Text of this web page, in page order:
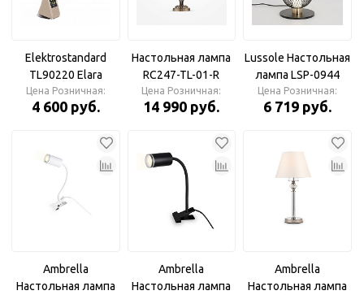
Elektrostandard
TL90220 Elara
бежевый
Настольный
Цена Розничная:
4 600 руб.
Настольная лампа
RC247-TL-01-R
Maytoni
Цена Розничная:
14 990 руб.
Lussole Настольная
лампа LSP-0944
Цена Розничная:
6 719 руб.
Ambrella
Настольная лампа
Ambrella
Настольная лампа
Ambrella
Настольная лампа